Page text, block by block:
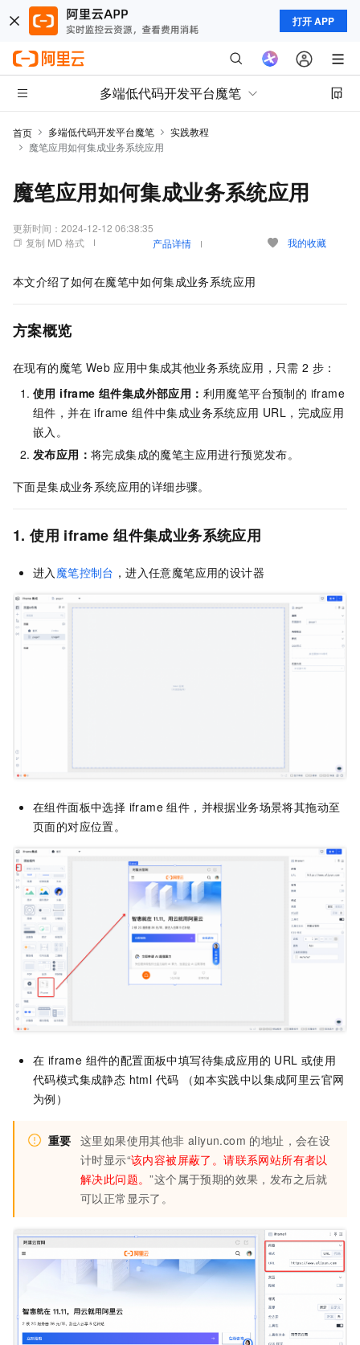
打开 APP
多端低代码开发平台魔笔
首页 多端低代码开发平台魔笔
实践教程
魔笔应用如何集成业务系统应用
魔笔应用如何集成业务系统应用
更新时间： 2024-12-12 06:38:35
复制 MD 格式
产品详情 我的收藏
本文介绍了如何在魔笔中如何集成业务系统应用
方案概览
在现有的魔笔 Web 应用中集成其他业务系统应用，只需 2 步：
使用 iframe 组件集成外部应用： 利用魔笔平台预制的 iframe
组件，并在 iframe 组件中集成业务系统应用 URL，完成应用
嵌入。
发布应用： 将完成集成的魔笔主应用进行预览发布。
下面是集成业务系统应用的详细步骤。
1. 使用 iframe 组件集成业务系统应用
进入 魔笔控制台 ，进入任意魔笔应用的设计器
在组件面板中选择 iframe 组件，并根据业务场景将其拖动至
页面的对应位置。
在 iframe 组件的配置面板中填写待集成应用的 URL 或使用
代码模式集成静态 html 代码 （如本实践中以集成阿里云官网
为例）
重要 这里如果使用其他非 aliyun.com 的地址，会在设
计时显示“该内容被屏蔽了。请联系网站所有者以
解决此问题。”这个属于预期的效果，发布之后就
可以正常显示了。